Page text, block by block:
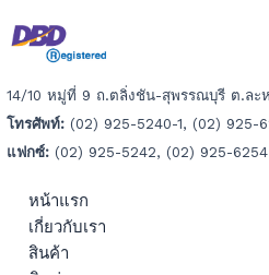
14/10 หมู่ที่ 9 ถ.ตลิ่งชัน-สุพรรณบุรี ต.ละห
โทรศัพท์: (02) 925-5240-1, (02) 925-
แฟกซ์: (02) 925-5242, (02) 925-6254
หน้าแรก
เกี่ยวกับเรา
สินค้า